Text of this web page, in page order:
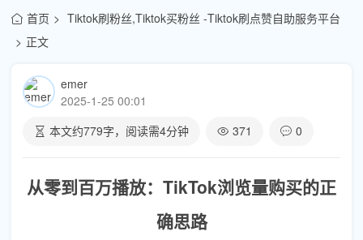
首页
Tiktok刷粉丝,Tiktok买粉丝 -Tiktok刷点赞自助服务平台
正文
emer
2025-1-25 00:01
本文约779字，阅读需4分钟 371 0
从零到百万播放：TikTok浏览量购买的正
确思路